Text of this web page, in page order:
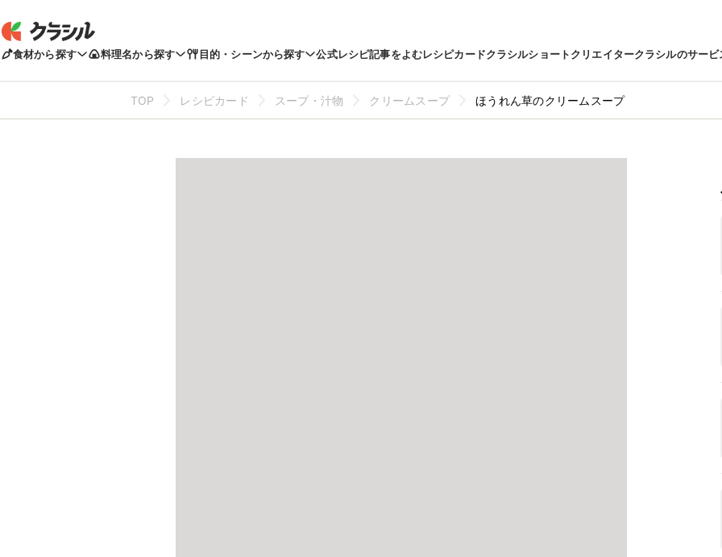
食材から探す 料理名から探す 目的・シーンから探す 公式レシピ記事をよむレシピカードクラシルショートクリエイタークラシルのサービ
TOP レシピカード スープ・汁物 クリームスープ ほうれん草のクリームスープ